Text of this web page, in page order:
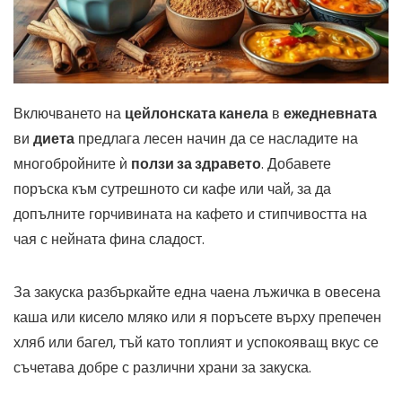
Включването на цейлонската канела в ежедневната
ви диета предлага лесен начин да се насладите на
многобройните ѝ ползи за здравето. Добавете
поръска към сутрешното си кафе или чай, за да
допълните горчивината на кафето и стипчивостта на
чая с нейната фина сладост.
За закуска разбъркайте една чаена лъжичка в овесена
каша или кисело мляко или я поръсете върху препечен
хляб или багел, тъй като топлият и успокояващ вкус се
съчетава добре с различни храни за закуска.